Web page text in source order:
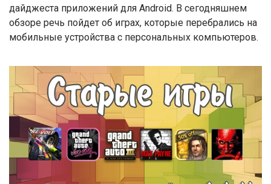
дайджеста приложений для Android. В сегодняшнем
обзоре речь пойдет об играх, которые перебрались на
мобильные устройства с персональных компьютеров.